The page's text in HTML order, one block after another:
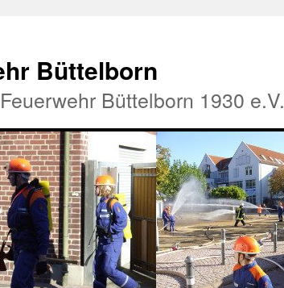
Büttelborn
Büttelborn 1930 e.V.